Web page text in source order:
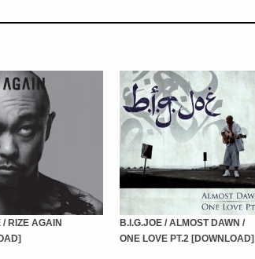
/ RIZE AGAIN
B.I.G.JOE / ALMOST DAWN /
ONE LOVE PT.2 [DOWNLOAD]